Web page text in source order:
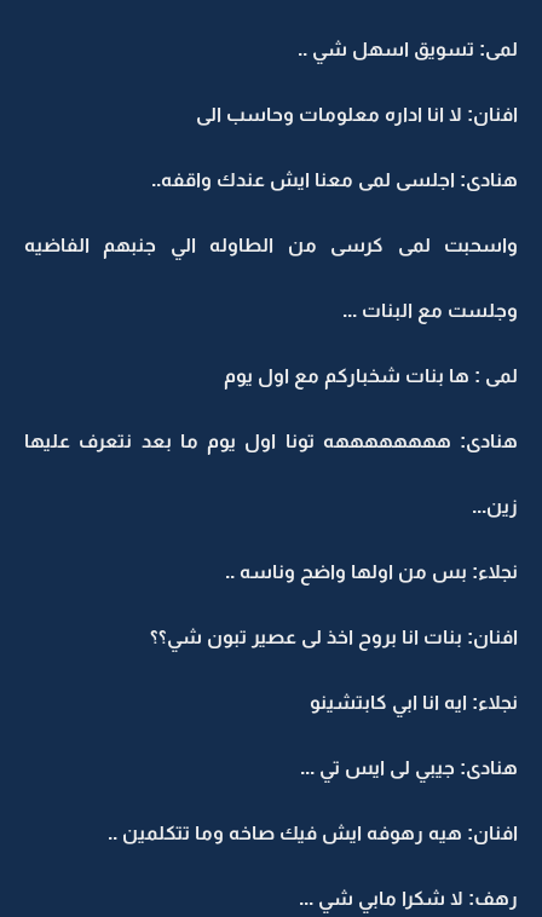
لمى: تسويق اسهل شي ..
افنان: لا انا اداره معلومات وحاسب الى
هنادى: اجلسى لمى معنا ايش عندك واقفه..
واسحبت لمى كرسى من الطاوله الي جنبهم الفاضيه
وجلست مع البنات ...
لمى : ها بنات شخباركم مع اول يوم
هنادى: ههههههههه تونا اول يوم ما بعد نتعرف عليها
زين...
نجلاء: بس من اولها واضح وناسه ..
افنان: بنات انا بروح اخذ لى عصير تبون شي؟؟
نجلاء: ايه انا ابي كابتشينو
هنادى: جيبي لى ايس تي ...
افنان: هيه رهوفه ايش فيك صاخه وما تتكلمين ..
رهف: لا شكرا مابي شي ...